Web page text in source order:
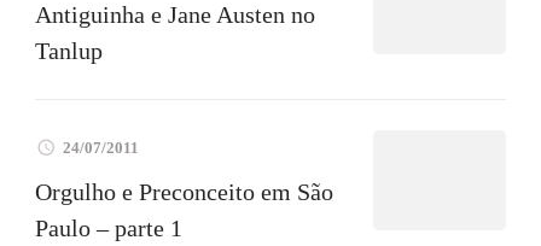
Antiguinha e Jane Austen no
Tanlup
24/07/2011
Orgulho e Preconceito em São
Paulo – parte 1